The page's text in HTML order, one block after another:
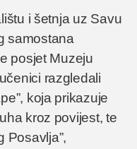
i šetnja uz Savu
samostana
posjet Muzeju
razgledali
koja prikazuje
kroz povijest, te
Posavlja”,